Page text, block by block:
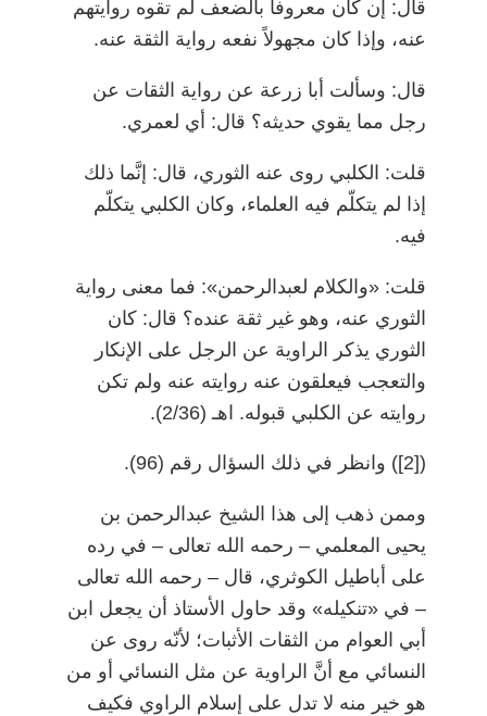
قال: إن كان معروفاً بالضعف لم تقوه روايتهم
عنه، وإذا كان مجهولاً نفعه رواية الثقة عنه.
قال: وسألت أبا زرعة عن رواية الثقات عن
رجل مما يقوي حديثه؟ قال: أي لعمري.
قلت: الكلبي روى عنه الثوري، قال: إنَّما ذلك
إذا لم يتكلّم فيه العلماء، وكان الكلبي يتكلّم
فيه.
قلت: «والكلام لعبدالرحمن»: فما معنى رواية
الثوري عنه، وهو غير ثقة عنده؟ قال: كان
الثوري يذكر الراوية عن الرجل على الإنكار
والتعجب فيعلقون عنه روايته عنه ولم تكن
روايته عن الكلبي قبوله. اهـ (2/36).
([2]) وانظر في ذلك السؤال رقم (96).
وممن ذهب إلى هذا الشيخ عبدالرحمن بن
يحيى المعلمي– رحمه الله تعالى– في رده
على أباطيل الكوثري، قال– رحمه الله تعالى
– في «تنكيله» وقد حاول الأستاذ أن يجعل ابن
أبي العوام من الثقات الأثبات؛ لأنّه روى عن
النسائي مع أنَّ الراوية عن مثل النسائي أو من
هو خير منه لا تدل على إسلام الراوي فكيف